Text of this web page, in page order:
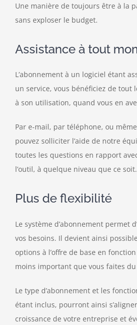
Une manière de toujours être à la
sans exploser le budget.
Assistance à tout
L’abonnement à un logiciel étant
un service, vous bénéficiez de tout
à son utilisation, quand vous en
Par e-mail, par téléphone, ou
pouvez solliciter l’aide de notre
toutes les questions en rapport
l’outil, à quelque niveau que ce soit.
Plus de flexibilité
Le système d’abonnement permet
vos besoins. Il devient ainsi
options à l’offre de base en
moins important que vous faites
Le type d’abonnement et les
étant inclus, pourront ainsi
croissance de votre entreprise et